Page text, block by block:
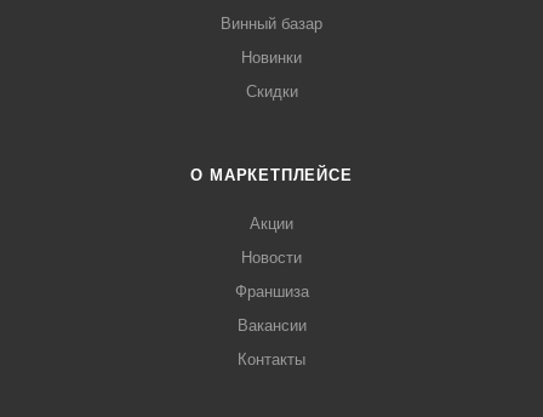
Винный базар
Новинки
Скидки
О МАРКЕТПЛЕЙСЕ
Акции
Новости
Франшиза
Вакансии
Контакты